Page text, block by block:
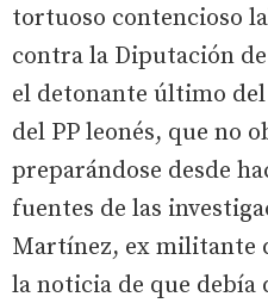
tortuoso contencioso
contra la Diputación
el detonante último
del PP leonés, que no
preparándose desde
fuentes de las
Martínez, ex militante
la noticia de que debía